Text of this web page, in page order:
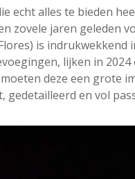
echt alles te bieden
zovele jaren geleden
is indrukwekkend
lijken in
deze een grote
gedetailleerd en vol